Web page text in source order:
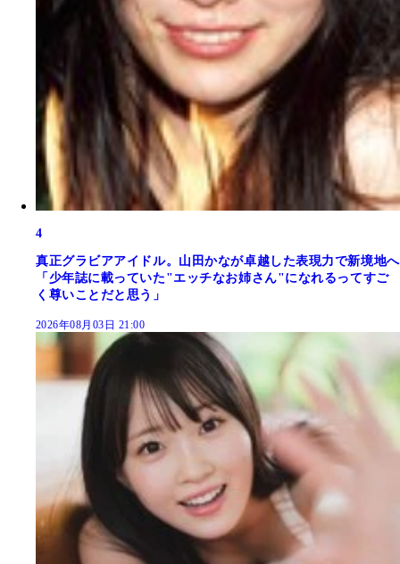
4
真正グラビアアイドル。山田かなが卓越した表現力で新境地へ
「少年誌に載っていた"エッチなお姉さん"になれるってすご
く尊いことだと思う」
2026年08月03日 21:00